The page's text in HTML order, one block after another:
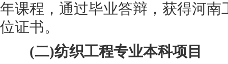
年课程，通过毕业答辩，获得河南
位证书。
(二)纺织工程专业本科项目